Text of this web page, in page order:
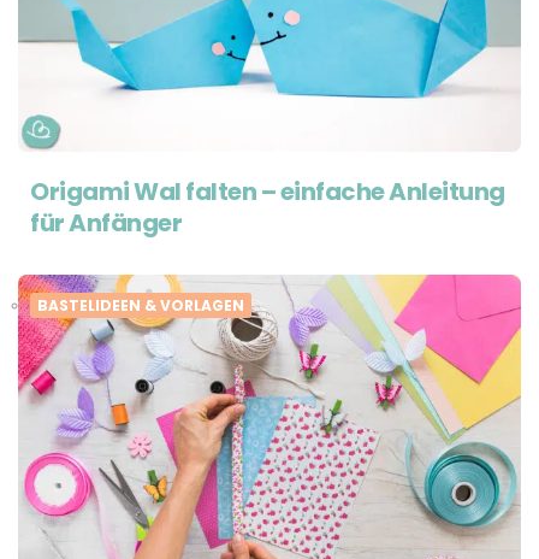
Origami Wal falten – einfache Anleitung
für Anfänger
BASTELIDEEN & VORLAGEN